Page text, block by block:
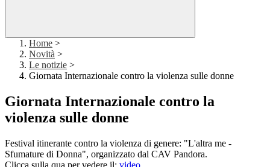
Home >
Novità >
Le notizie >
Giornata Internazionale contro la violenza sulle donne
Giornata Internazionale contro la
violenza sulle donne
Festival itinerante contro la violenza di genere: "L'altra me -
Sfumature di Donna", organizzato dal CAV Pandora.